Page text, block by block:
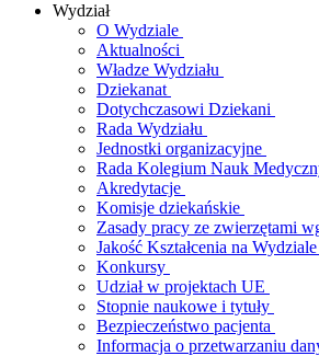
Wydział
O Wydziale
Aktualności
Władze Wydziału
Dziekanat
Dotychczasowi Dziekani
Rada Wydziału
Jednostki organizacyjne
Rada Kolegium Nauk
Akredytacje
Komisje dziekańskie
Zasady pracy ze zwierzętami
Jakość Kształcenia na Wydziale
Konkursy
Udział w projektach UE
Stopnie naukowe i tytuły
Bezpieczeństwo pacjenta
Informacja o przetwarzaniu